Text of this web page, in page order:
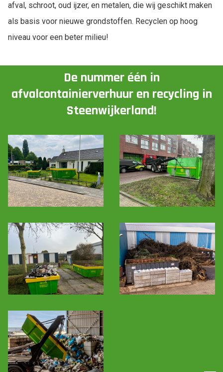
afval, schroot, oud ijzer, en metalen, die wij geschikt maken
als basis voor nieuwe grondstoffen. Recyclen op hoog
niveau voor een beter milieu!
De nummer één in
afvalcontainierverhuur en recycling in
Steenwijkerland!